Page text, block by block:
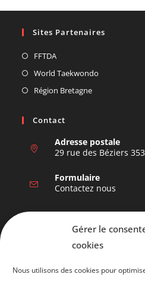
Gérer le
cookies
Nous utilisons des cookies pour
Sites Partenaires
FFTDA
World Taekwondo
Région Bretagne
Contact
Adresse postale
29 rue des Béziers
Formulaire
Contactez nous